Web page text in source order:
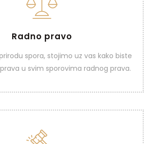
Radno pravo
spora, stojimo uz vas kako biste
u svim sporovima radnog prava.
Radno pravo
VIDI VIŠE